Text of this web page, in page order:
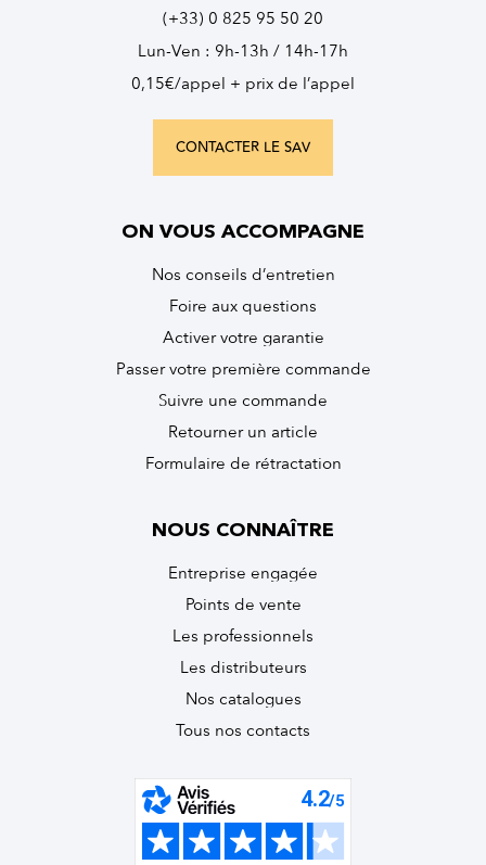
(+33) 0 825 95 50 20
Lun-Ven : 9h-13h / 14h-17h
0,15€/appel + prix de l’appel
CONTACTER LE SAV
ON VOUS ACCOMPAGNE
Nos conseils d’entretien
Foire aux questions
Activer votre garantie
Passer votre première commande
Suivre une commande
Retourner un article
Formulaire de rétractation
NOUS CONNAÎTRE
Entreprise engagée
Points de vente
Les professionnels
Les distributeurs
Nos catalogues
Tous nos contacts